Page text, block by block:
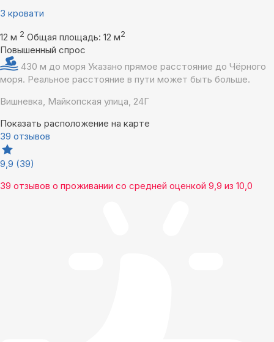
3 кровати
12 м 2 Общая площадь: 12 м2
Повышенный спрос
430 м до моря Указано прямое расстояние до Чёрного
моря. Реальное расстояние в пути может быть больше.
Вишневка, Майкопская улица, 24Г
Показать расположение на карте
39 отзывов
9,9 (39)
39 отзывов о проживании со средней оценкой 9,9 из 10,0